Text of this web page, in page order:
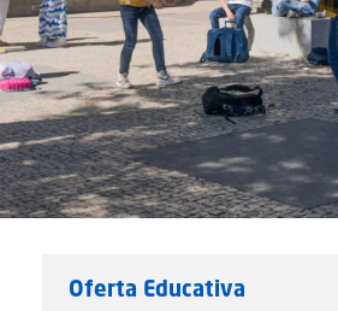
Oferta Educativa